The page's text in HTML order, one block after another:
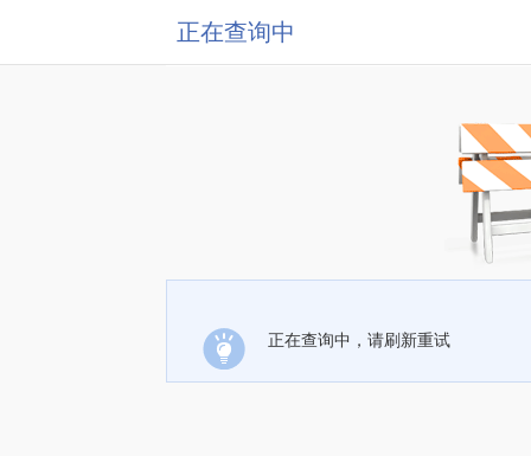
正在查询中
正在查询中，请刷新重试